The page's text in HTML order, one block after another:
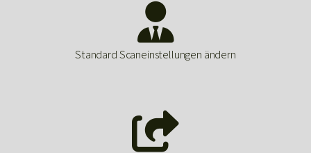

Standard Scaneinstellungen ändern
